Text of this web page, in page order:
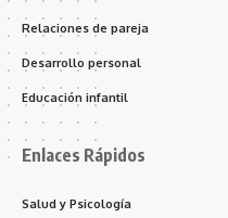
Relaciones de pareja
Desarrollo personal
Educación infantil
Enlaces Rápidos
Salud y Psicología